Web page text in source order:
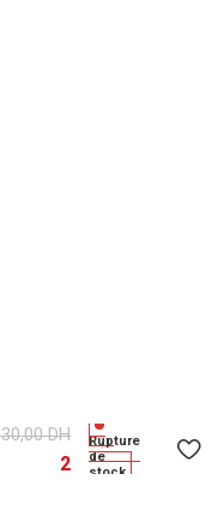
DH
2
Rupture
de
stock